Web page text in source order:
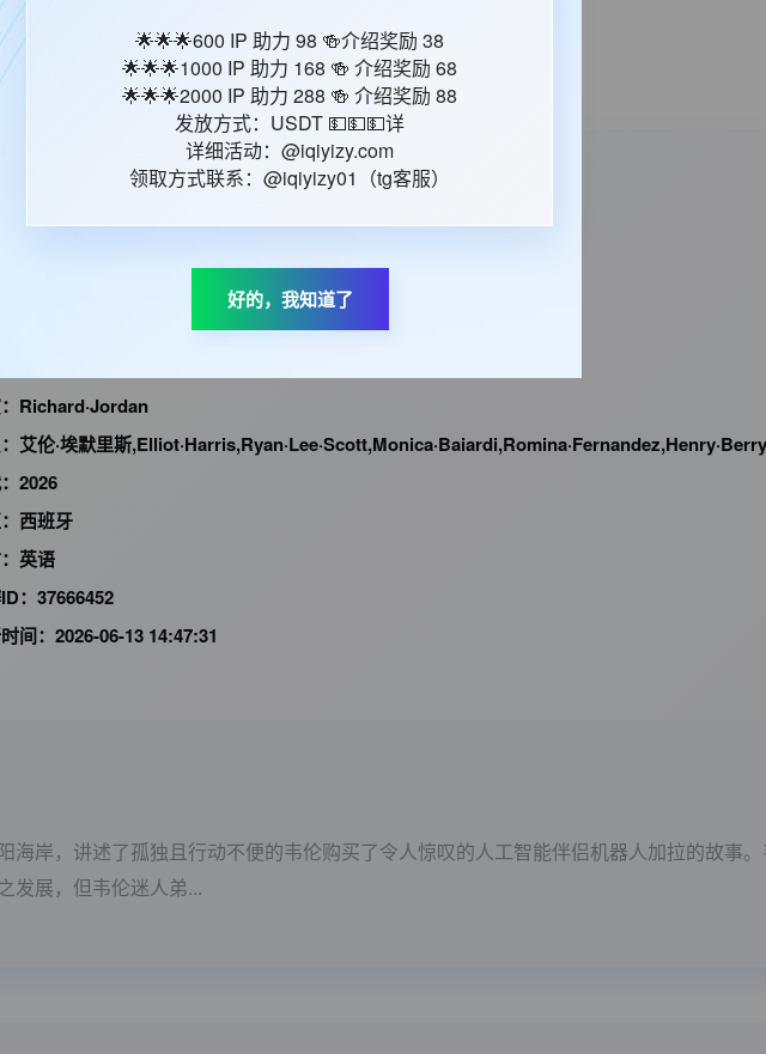
本站统计 65599 今日更新
Richard·Jordan
艾伦·埃默里斯
2026
西班牙
英语
： 37666452
间： 2026-06-13 14:47:31
海岸，讲述了孤独且行动不便的韦伦购买了令人惊叹的人工智能伴侣机器人加拉的故事
发展，但韦伦迷人弟...
🌟🌟🌟600 IP 助力 98 🍻介绍奖励 38
🌟🌟🌟1000 IP 助力 168 🍻 介绍奖励 68
🌟🌟🌟2000 IP 助力 288 🍻 介绍奖励 88
发放方式：USDT 💵💵💵详
详细活动：@iqiyizy.com
领取方式联系：@iqiyizy01（tg客服）
好的，我知道了